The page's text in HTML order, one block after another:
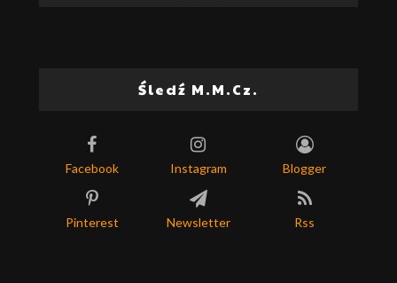
Śledź M.M.Cz.
Facebook Instagram Blogger
Pinterest Newsletter Rss